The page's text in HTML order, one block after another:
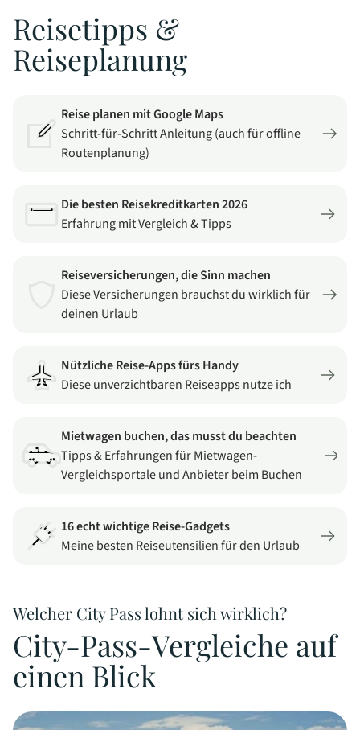
Reisetipps &
Reiseplanung
Reise planen mit Google Maps
Schritt-für-Schritt Anleitung (auch für offline
Routenplanung)
Die besten Reisekreditkarten 2026
Erfahrung mit Vergleich & Tipps
Reiseversicherungen, die Sinn machen
Diese Versicherungen brauchst du wirklich für
deinen Urlaub
Nützliche Reise-Apps fürs Handy
Diese unverzichtbaren Reiseapps nutze ich
Mietwagen buchen, das musst du beachten
Tipps & Erfahrungen für Mietwagen-
Vergleichsportale und Anbieter beim Buchen
16 echt wichtige Reise-Gadgets
Meine besten Reiseutensilien für den Urlaub
Welcher City Pass lohnt sich wirklich?
City-Pass-Vergleiche auf
einen Blick